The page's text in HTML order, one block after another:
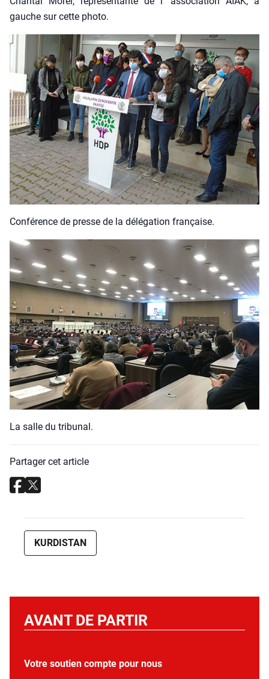
gauche sur cette pho­to.
Confé­rence de presse de la délé­ga­tion fran­çaise.
La salle du tri­bu­nal.
Partager cet article
KURDISTAN
AVANT DE PARTIR
Votre soutien compte pour nous